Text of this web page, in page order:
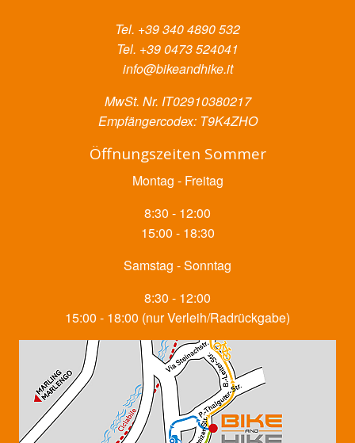
Tel. +39 340 4890 532
Tel. +39 0473 524041
info@bikeandhike.it
MwSt. Nr. IT02910380217
Empfängercodex: T9K4ZHO
Öffnungszeiten Sommer
Montag - Freitag
8:30 - 12:00
15:00 - 18:30
Samstag - Sonntag
8:30 - 12:00
15:00 - 18:00 (nur Verleih/Radrückgabe)